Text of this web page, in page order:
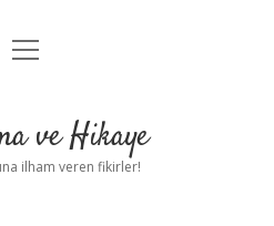
Anasayfa
Uyarı
menüyü
ve Hikaye
ilham veren fikirler!